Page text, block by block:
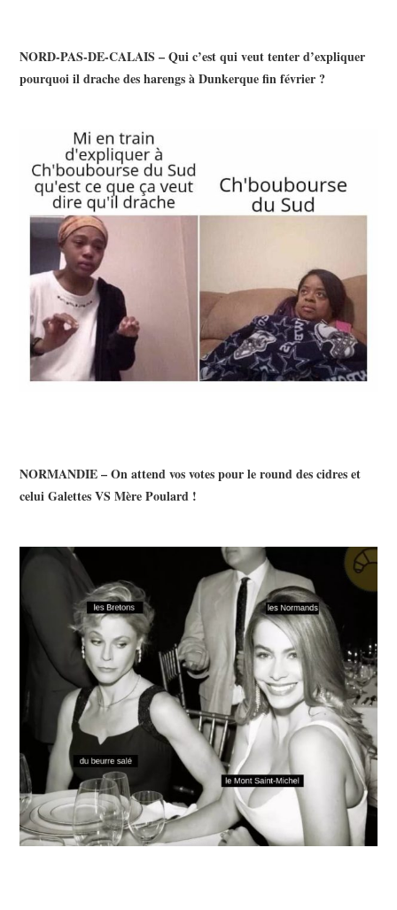
NORD-PAS-DE-CALAIS – Qui c’est qui veut tenter d’expliquer
pourquoi il drache des harengs à Dunkerque fin février ?
NORMANDIE – On attend vos votes pour le round des cidres et
celui Galettes VS Mère Poulard !